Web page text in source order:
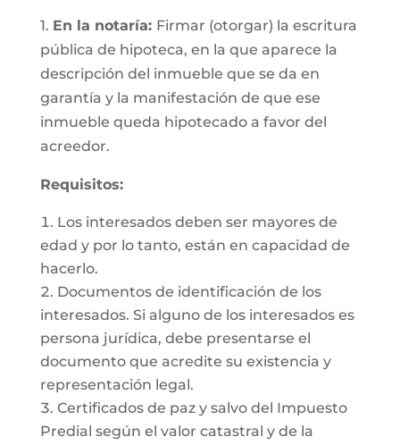
1. En la notaría: Firmar (otorgar) la escritura
pública de hipoteca, en la que aparece la
descripción del inmueble que se da en
garantía y la manifestación de que ese
inmueble queda hipotecado a favor del
acreedor.
Requisitos:
Los interesados deben ser mayores de
edad y por lo tanto, están en capacidad de
hacerlo.
Documentos de identificación de los
interesados. Si alguno de los interesados es
persona jurídica, debe presentarse el
documento que acredite su existencia y
representación legal.
Certificados de paz y salvo del Impuesto
Predial según el valor catastral y de la